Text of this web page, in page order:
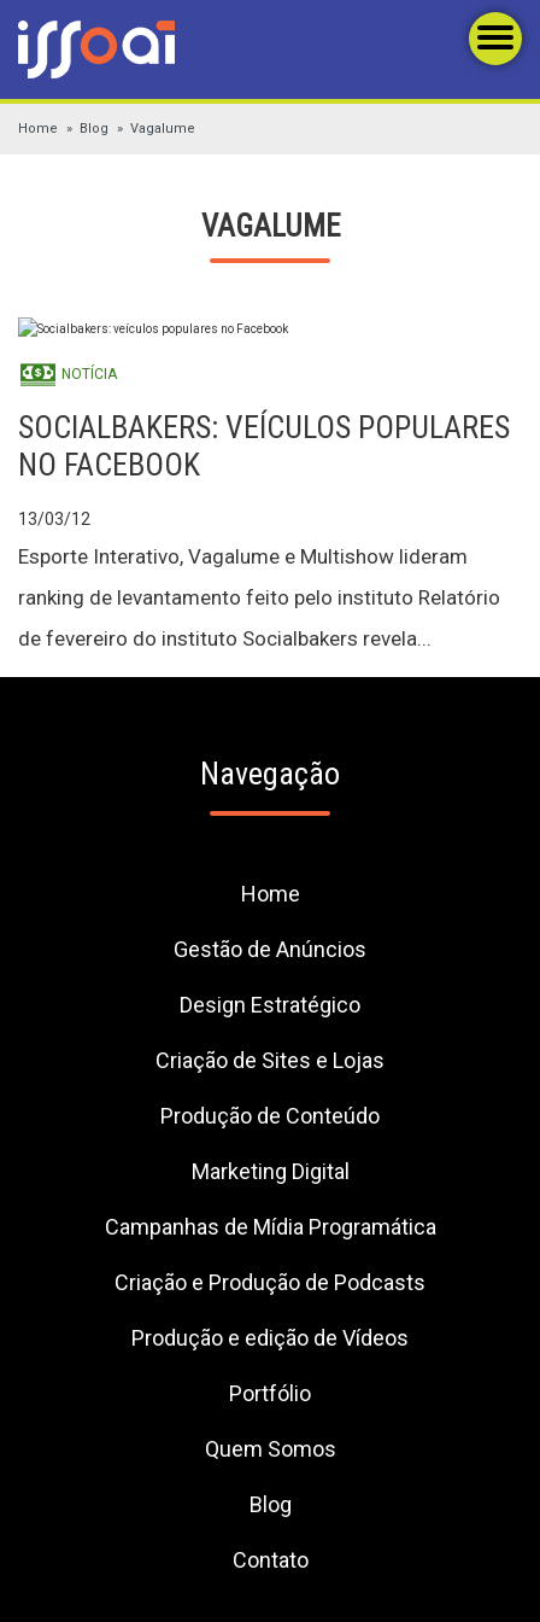
Home Blog Vagalume
VAGALUME
NOTÍCIA
SOCIALBAKERS: VEÍCULOS POPULARES
NO FACEBOOK
13/03/12
Esporte Interativo, Vagalume e Multishow lideram
ranking de levantamento feito pelo instituto Relatório
de fevereiro do instituto Socialbakers revela...
Navegação
Home
Gestão de Anúncios
Design Estratégico
Criação de Sites e Lojas
Produção de Conteúdo
Marketing Digital
Campanhas de Mídia Programática
Criação e Produção de Podcasts
Produção e edição de Vídeos
Portfólio
Quem Somos
Blog
Contato